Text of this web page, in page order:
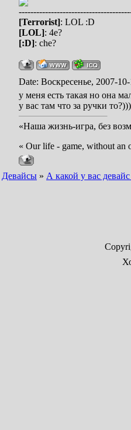
[Terrorist]: LOL :D
[LOL]: 4e?
[:D]: che?
Date: Воскресенье, 2007-
у меня есть такая но она
у вас там что за ручки
«Наша жизнь-игра, без
« Our life - game, without an
Девайсы » А какой у вас девайс